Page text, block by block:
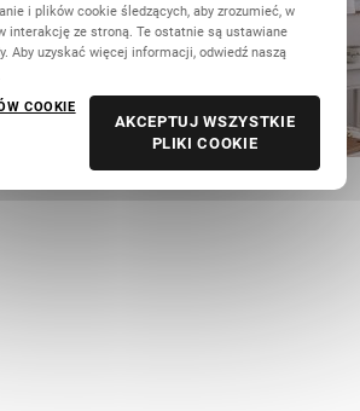
i plików cookie śledzących, aby zrozumieć, w
interakcję ze stroną. Te ostatnie są ustawiane
Aby uzyskać więcej informacji, odwiedź naszą
COOKIE
AKCEPTUJ WSZYSTKIE
PLIKI COOKIE